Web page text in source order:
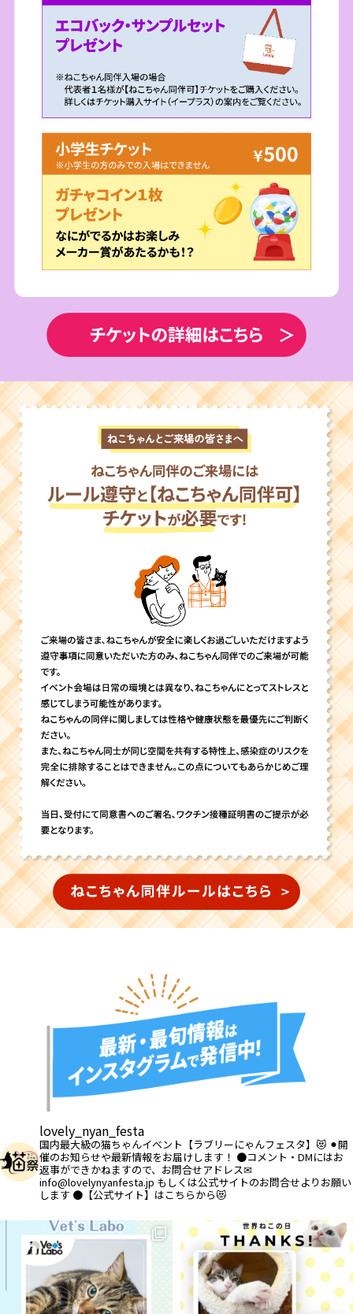
lovely_nyan_festa
国内最大級の猫ちゃんイベント【ラブリーにゃんフェスタ】😻 ⚫︎開
催のお知らせや最新情報をお届けします！ ●コメント・DMにはお
返事ができかねますので、お問合せアドレス✉
info@lovelynyanfesta.jp もしくは公式サイトのお問合せよりお願い
します ●【公式サイト】はこちらから😻